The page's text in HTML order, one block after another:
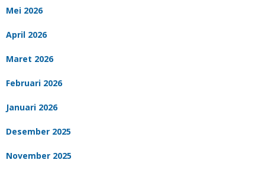
Mei 2026
April 2026
Maret 2026
Februari 2026
Januari 2026
Desember 2025
November 2025